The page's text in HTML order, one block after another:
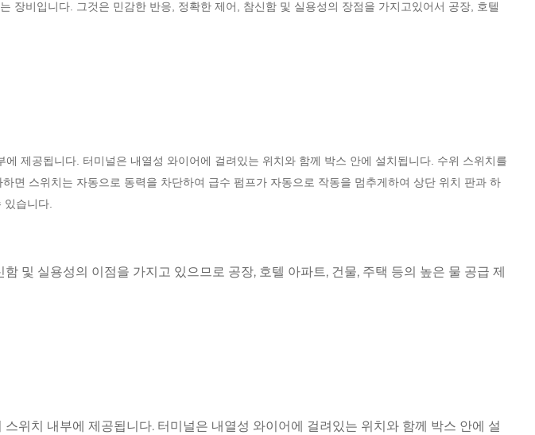
장비입니다.
그것은 민감한 반응, 정확한 제어, 참신함 및 실용성의 장점을 가지고있어서 공장, 호텔
제공됩니다. 터미널은 내열성 와이어에 걸려있는 위치와 함께 박스 안에 설치됩니다. 수위 스위치를
면 스위치는 자동으로 동력을 차단하여 급수 펌프가 자동으로 작동을 멈추게하여 상단 위치 판과 하
습니다.
및 실용성의 이점을 가지고 있으므로 공장, 호텔 아파트, 건물, 주택 등의 높은 물 공급 제
위치 내부에 제공됩니다. 터미널은 내열성 와이어에 걸려있는 위치와 함께 박스 안에 설